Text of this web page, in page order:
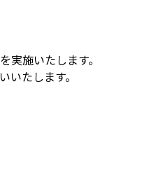
施いたします。
たします。